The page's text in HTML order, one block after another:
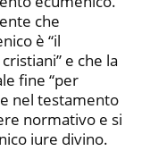
che
è “il
e che la
fine “per
nel testamento
normativo e si
iure divino.